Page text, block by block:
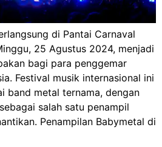
di Pantai Carnaval
25 Agustus 2024, menjadi
bagi para penggemar
Festival musik internasional ini
band metal ternama, dengan
salah satu penampil
Penampilan Babymetal di